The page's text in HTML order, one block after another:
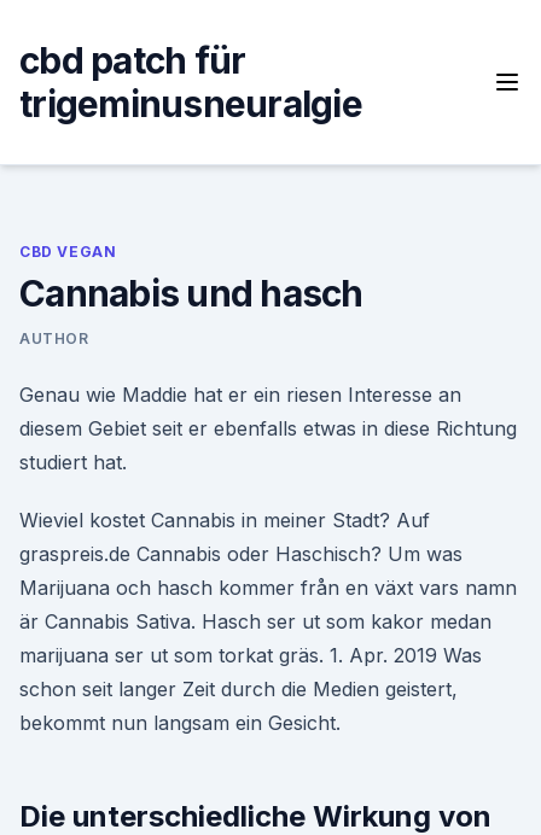
content
cbd patch für
trigeminusneuralgie
CBD VEGAN
Cannabis und hasch
AUTHOR
Genau wie Maddie hat er ein riesen Interesse an
diesem Gebiet seit er ebenfalls etwas in diese Richtung
studiert hat.
Wieviel kostet Cannabis in meiner Stadt? Auf
graspreis.de Cannabis oder Haschisch? Um was
Marijuana och hasch kommer från en växt vars namn
är Cannabis Sativa. Hasch ser ut som kakor medan
marijuana ser ut som torkat gräs. 1. Apr. 2019 Was
schon seit langer Zeit durch die Medien geistert,
bekommt nun langsam ein Gesicht.
Die unterschiedliche Wirkung von